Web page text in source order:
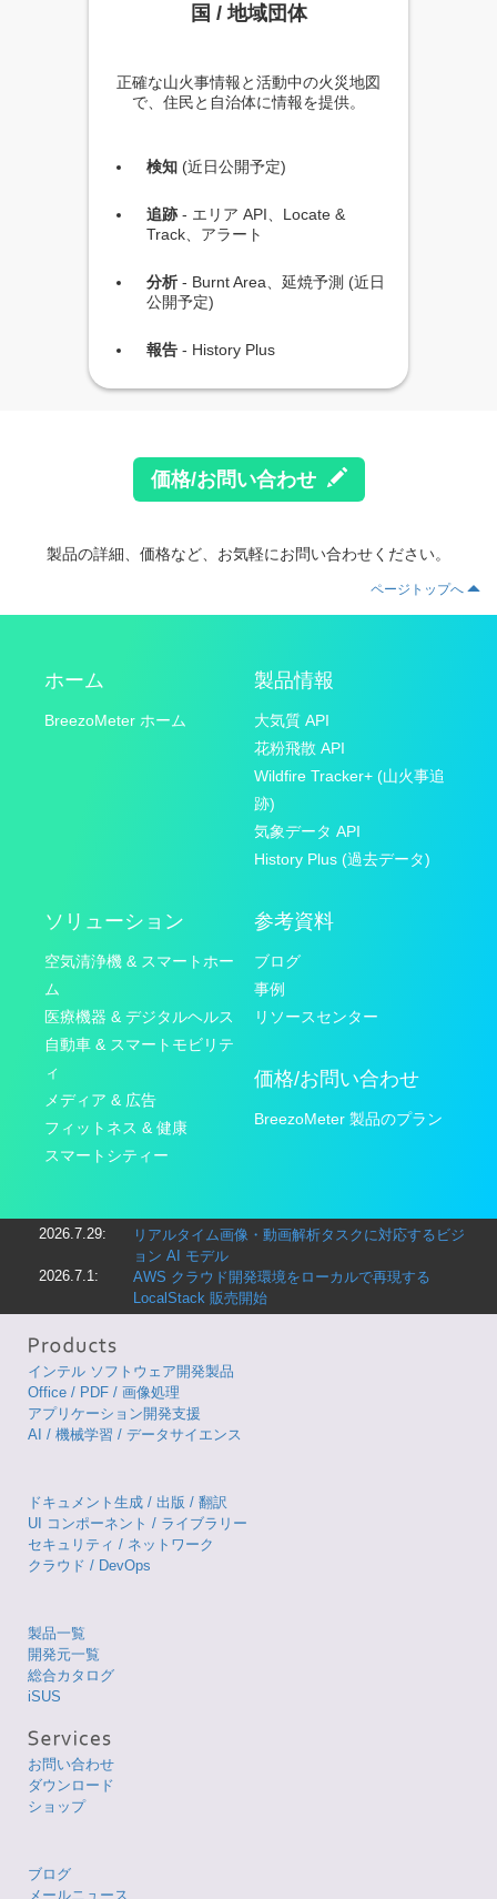
国 / 地域団体
正確な山火事情報と活動中の火災地図
で、住民と自治体に情報を提供。
検知 (近日公開予定)
追跡 - エリア API、Locate &
Track、アラート
分析 - Burnt Area、延焼予測 (近日
公開予定)
報告 - History Plus
価格/お問い合わせ
製品の詳細、価格など、お気軽にお問い合わせください。
ページトップへ
ホーム
BreezoMeter ホーム
製品情報
大気質 API
花粉飛散 API
Wildfire Tracker+ (山火事追
跡)
気象データ API
History Plus (過去データ)
ソリューション
空気清浄機 & スマートホー
ム
医療機器 & デジタルヘルス
自動車 & スマートモビリテ
ィ
メディア & 広告
フィットネス & 健康
スマートシティー
参考資料
ブログ
事例
リソースセンター
価格/お問い合わせ
BreezoMeter 製品のプラン
2026.7.29:
リアルタイム画像・動画解析タスクに対応するビジ
ョン AI モデル
2026.7.1:
AWS クラウド開発環境をローカルで再現する
LocalStack 販売開始
インテル ソフトウェア開発製品
Office / PDF / 画像処理
アプリケーション開発支援
AI / 機械学習 / データサイエンス
ドキュメント生成 / 出版 / 翻訳
UI コンポーネント / ライブラリー
セキュリティ / ネットワーク
クラウド / DevOps
製品一覧
開発元一覧
総合カタログ
iSUS
お問い合わせ
ダウンロード
ショップ
ブログ
メールニュース